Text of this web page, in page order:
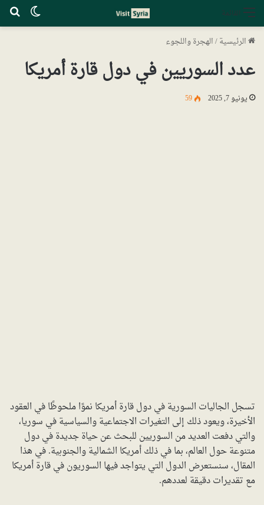
القائمة
الرئيسية/الهجرة واللجوء
عدد السوريين في دول قارة أمريكا
يونيو 7, 2025 59
تسجل الجاليات السورية في دول قارة أمريكا نموًا ملحوظًا في العقود
الأخيرة، ويعود ذلك إلى التغيرات الاجتماعية والسياسية في سوريا،
والتي دفعت العديد من السوريين للبحث عن حياة جديدة في دول
متنوعة حول العالم، بما في ذلك أمريكا الشمالية والجنوبية. في هذا
المقال، سنستعرض الدول التي يتواجد فيها السوريون في قارة أمريكا
مع تقديرات دقيقة لعددهم.